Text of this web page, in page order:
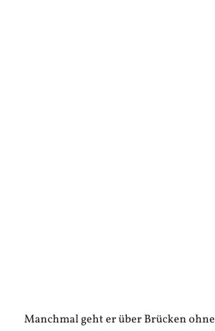
Manchmal geht er über Brücken